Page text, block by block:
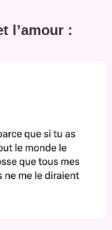
l’amour :